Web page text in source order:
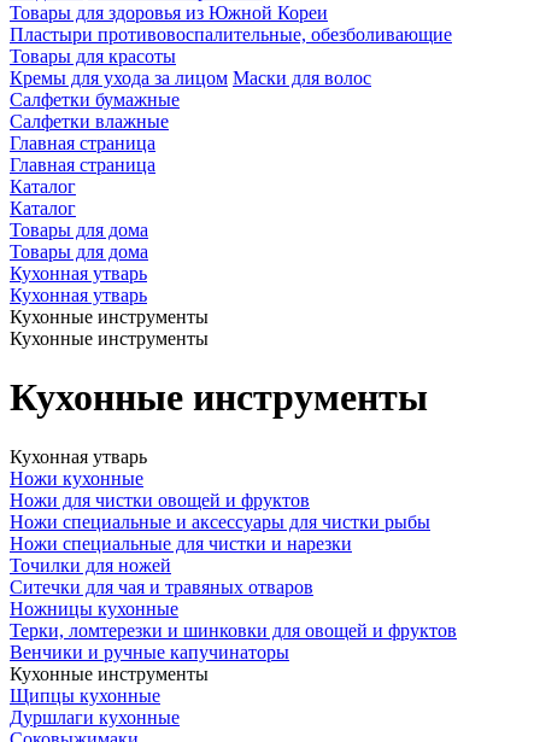
Товары для здоровья из Южной Кореи
Пластыри противовоспалительные, обезболивающие
Товары для красоты
Кремы для ухода за лицом Маски для волос
Салфетки бумажные
Салфетки влажные
Главная страница
Главная страница
Каталог
Каталог
Товары для дома
Товары для дома
Кухонная утварь
Кухонная утварь
Кухонные инструменты
Кухонные инструменты
Кухонные инструменты
Кухонная утварь
Ножи кухонные
Ножи для чистки овощей и фруктов
Ножи специальные и аксессуары для чистки рыбы
Ножи специальные для чистки и нарезки
Точилки для ножей
Ситечки для чая и травяных отваров
Ножницы кухонные
Терки, ломтерезки и шинковки для овощей и фруктов
Венчики и ручные капучинаторы
Кухонные инструменты
Щипцы кухонные
Дуршлаги кухонные